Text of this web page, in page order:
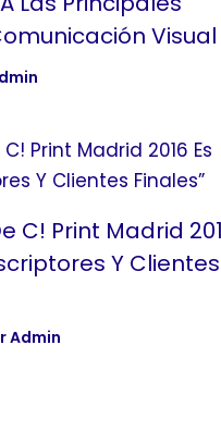
Visual
C! Print Madrid
Y Clientes
Admin